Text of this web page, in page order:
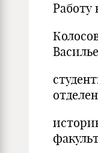
Работу